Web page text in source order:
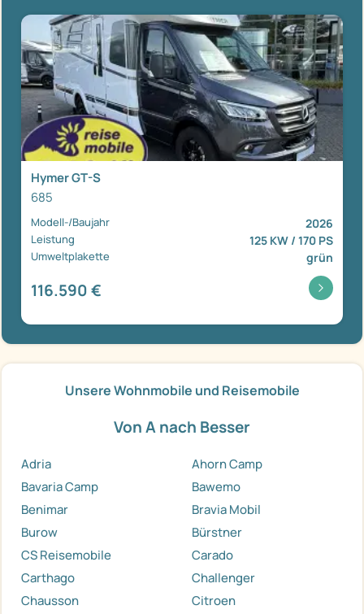
Hymer GT-S
685
Modell-/Baujahr 2026
Leistung 125 KW / 170 PS
Umweltplakette grün
116.590 €
Unsere Wohnmobile und Reisemobile
Von A nach Besser
Adria
Ahorn Camp
Bavaria Camp
Bawemo
Benimar
Bravia Mobil
Burow
Bürstner
CS Reisemobile
Carado
Carthago
Challenger
Chausson
Citroen